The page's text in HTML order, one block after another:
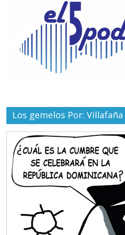
Los gemelos Por: Villafaña